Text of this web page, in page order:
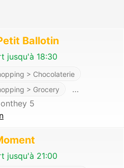
Ballotin
jusqu'à 18:30
> Chocolaterie
> Grocery
…
5
jusqu'à 21:00